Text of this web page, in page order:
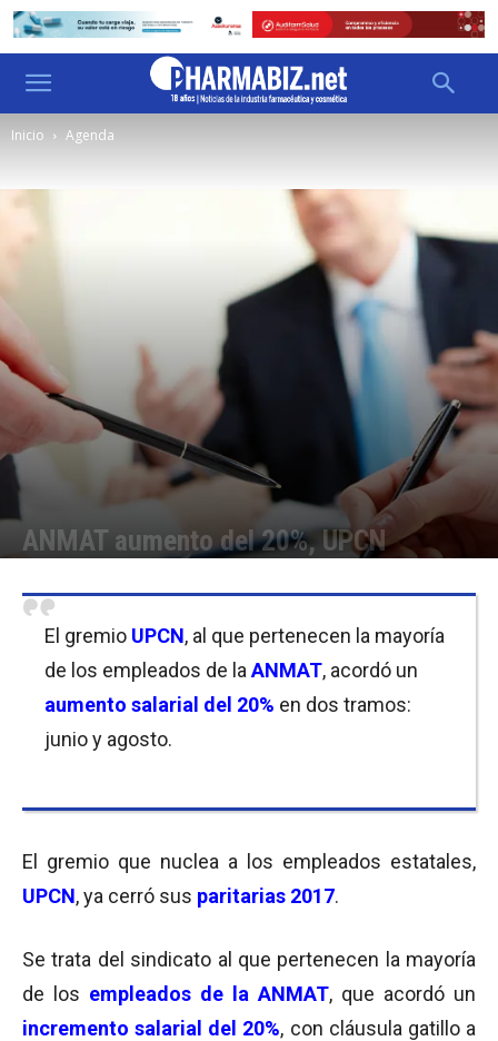
Inicio Agenda
ANMAT aumento del 20%, UPCN
El gremio UPCN, al que pertenecen la mayoría
de los empleados de la ANMAT, acordó un
aumento salarial del 20% en dos tramos:
junio y agosto.
El gremio que nuclea a los empleados estatales,
UPCN, ya cerró sus paritarias 2017.
Se trata del sindicato al que pertenecen la mayoría
de los empleados de la ANMAT, que acordó un
incremento salarial del 20%, con cláusula gatillo a